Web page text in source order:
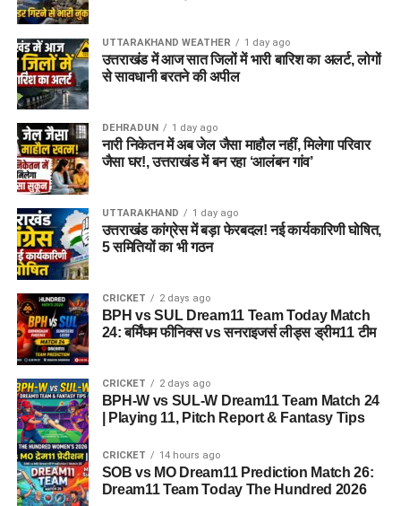
UTTARAKHAND WEATHER 1 day ago
उत्तराखंड में आज सात जिलों में भारी बारिश का अलर्ट, लोगों
से सावधानी बरतने की अपील
DEHRADUN 1 day ago
नारी निकेतन में अब जेल जैसा माहौल नहीं, मिलेगा परिवार
जैसा घर!, उत्तराखंड में बन रहा ‘आलंबन गांव’
UTTARAKHAND 1 day ago
उत्तराखंड कांग्रेस में बड़ा फेरबदल! नई कार्यकारिणी घोषित,
5 समितियों का भी गठन
CRICKET 2 days ago
BPH vs SUL Dream11 Team Today Match
24: बर्मिंघम फीनिक्स vs सनराइजर्स लीड्स ड्रीम11 टीम
CRICKET 2 days ago
BPH-W vs SUL-W Dream11 Team Match 24
| Playing 11, Pitch Report & Fantasy Tips
CRICKET 14 hours ago
SOB vs MO Dream11 Prediction Match 26:
Dream11 Team Today The Hundred 2026